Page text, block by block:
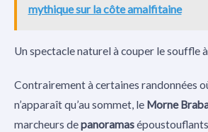
mythique sur la côte amalfitaine
Un spectacle naturel à couper le souffle
Contrairement à certaines randonnées
n’apparaît qu’au sommet, le Morne
marcheurs depanoramas